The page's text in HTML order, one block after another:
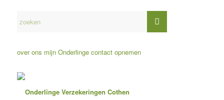
over ons mijn Onderlinge contact opnemen